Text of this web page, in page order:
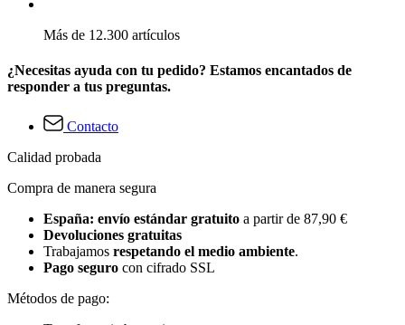
Más de 12.300 artículos
¿Necesitas ayuda con tu pedido? Estamos encantados de
responder a tus preguntas.
Contacto
Calidad probada
Compra de manera segura
España: envío estándar gratuito a partir de 87,90 €
Devoluciones gratuitas
Trabajamos respetando el medio ambiente.
Pago seguro con cifrado SSL
Métodos de pago: